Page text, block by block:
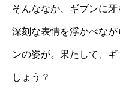
そんななか、ギブンに
深刻な表情を浮かべな
ンの姿が。果たして、
しょう？